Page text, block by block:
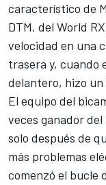
característico de
DTM, del World
velocidad en una
trasera y, cuando
delantero, hizo
El equipo del
veces ganador del
solo después de
más problemas
comenzó el bucle